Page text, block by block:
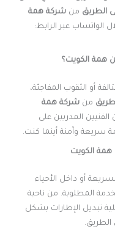
الطريق منشركة همة
الواتساب عبر الرابط:
همة الكويت؟
أو الثقوب المفاجئة،
منشركة همة
الفنيين المدربين على
سريعة وآمنة أينما كنت.
همة الكويت
أو داخل الأحياء
المطلوبة. من ناحية
تبديل الإطارات بشكل
الطريق.